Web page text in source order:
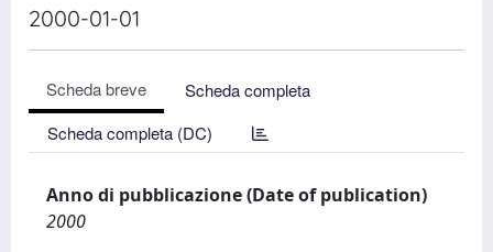
2000-01-01
Scheda breve
Scheda completa
Scheda completa (DC)
Anno di pubblicazione (Date of publication)
2000